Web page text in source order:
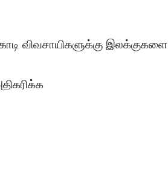
விவசாயிகளுக்கு இலக்குகளை